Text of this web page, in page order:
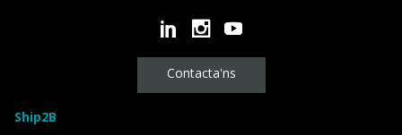
Contacta'ns
Ship2B